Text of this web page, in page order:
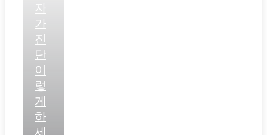
자
가
진
단
이
렇
게
하